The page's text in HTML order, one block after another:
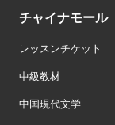
チャイナモール
レッスンチケット
中級教材
中国現代文学